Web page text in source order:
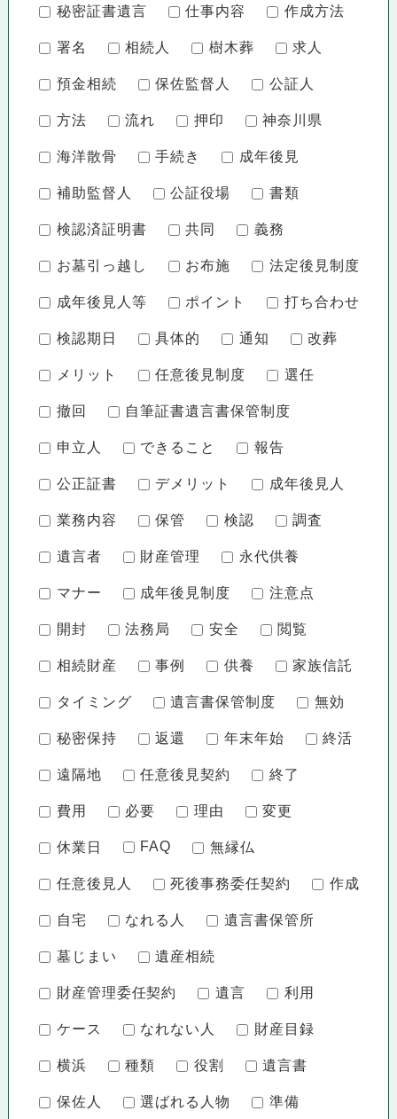
秘密証書遺言 仕事内容 作成方法
署名 相続人 樹木葬 求人
預金相続 保佐監督人 公証人
方法 流れ 押印 神奈川県
海洋散骨 手続き 成年後見
補助監督人 公証役場 書類
検認済証明書 共同 義務
お墓引っ越し お布施 法定後見制度
成年後見人等 ポイント 打ち合わせ
検認期日 具体的 通知 改葬
メリット 任意後見制度 選任
撤回 自筆証書遺言書保管制度
申立人 できること 報告
公正証書 デメリット 成年後見人
業務内容 保管 検認 調査
遺言者 財産管理 永代供養
マナー 成年後見制度 注意点
開封 法務局 安全 閲覧
相続財産 事例 供養 家族信託
タイミング 遺言書保管制度 無効
秘密保持 返還 年末年始 終活
遠隔地 任意後見契約 終了
費用 必要 理由 変更
休業日 FAQ 無縁仏
任意後見人 死後事務委任契約 作成
自宅 なれる人 遺言書保管所
墓じまい 遺産相続
財産管理委任契約 遺言 利用
ケース なれない人 財産目録
横浜 種類 役割 遺言書
保佐人 選ばれる人物 準備